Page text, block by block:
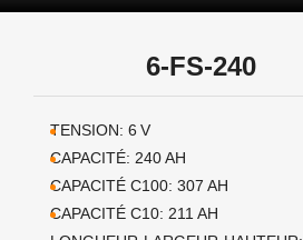
6-FS-240
TENSION: 6 V
CAPACITÉ: 240AH
CAPACITÉ C100: 307 AH
CAPACITÉ C10: 211 AH